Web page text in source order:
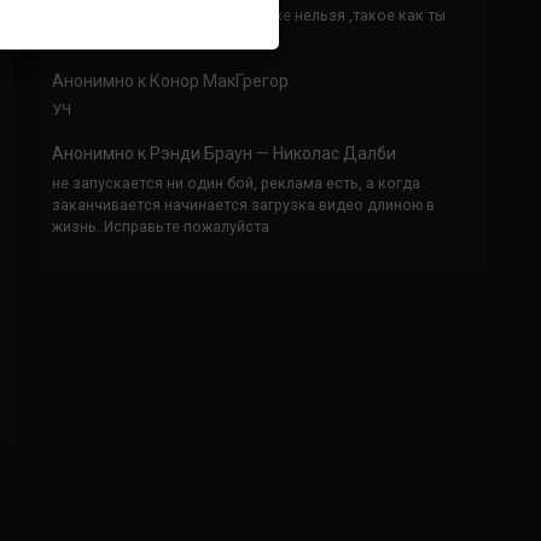
Кусок говна ты, существом даже нельзя ,такое как ты
Анонимно к Конор МакГрегор
УЧ
Анонимно к Рэнди Браун — Николас Далби
не запускается ни один бой, реклама есть, а когда
заканчивается начинается загрузка видео длиною в
жизнь. Исправьте пожалуйста